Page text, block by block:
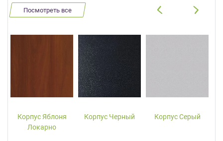
Посмотреть все
Корпус Яблоня
Локарно
Корпус Черный Корпус Серый